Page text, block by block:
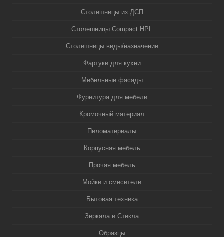
Столешницы из ДСП
Столешницы Compact HPL
Столешницы:виды/назначение
Фартуки для кухни
Мебельные фасады
Фурнитура для мебели
Кромочный материал
Пиломатериалы
Корпусная мебель
Прочая мебель
Мойки и смесители
Бытовая техника
Зеркала и Стекла
Образцы